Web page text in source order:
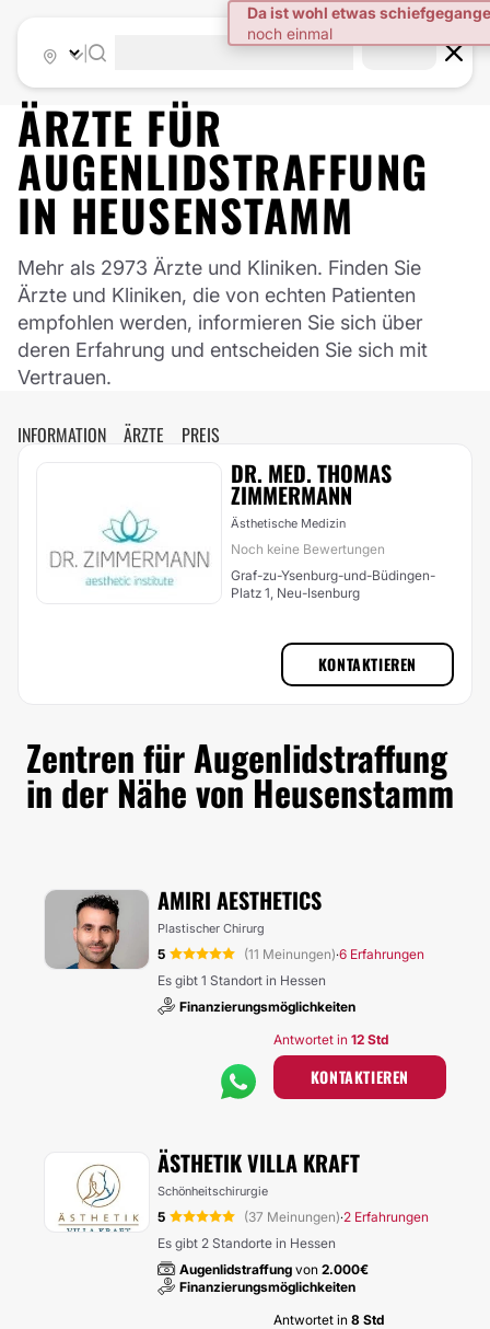
ÄRZTE FÜR
AUGENLIDSTRAFFUNG
IN HEUSENSTAMM
Mehr als 2973 Ärzte und Kliniken. Finden Sie
Ärzte und Kliniken, die von echten Patienten
empfohlen werden, informieren Sie sich über
deren Erfahrung und entscheiden Sie sich mit
Vertrauen.
INFORMATION ÄRZTE PREIS
DR. MED. THOMAS
ZIMMERMANN
Ästhetische Medizin
Noch keine Bewertungen
Graf-zu-Ysenburg-und-Büdingen-
Platz 1, Neu-Isenburg
KONTAKTIEREN
Zentren für Augenlidstraffung
in der Nähe von Heusenstamm
AMIRI AESTHETICS
Plastischer Chirurg
5 (11 Meinungen)·6 Erfahrungen
Es gibt 1 Standort in Hessen
Finanzierungsmöglichkeiten
Antwortet in 12 Std
KONTAKTIEREN
ÄSTHETIK VILLA KRAFT
Schönheitschirurgie
5 (37 Meinungen)·2 Erfahrungen
Es gibt 2 Standorte in Hessen
Augenlidstraffung von 2.000€
Finanzierungsmöglichkeiten
Antwortet in 8 Std